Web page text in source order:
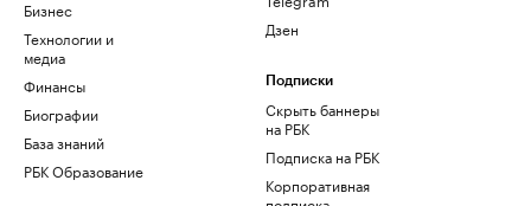
Бизнес
Технологии и
медиа
Финансы
Биографии
База знаний
РБК Образование
Дзен
Подписки
Скрыть баннеры
на РБК
Подписка на РБК
Корпоративная